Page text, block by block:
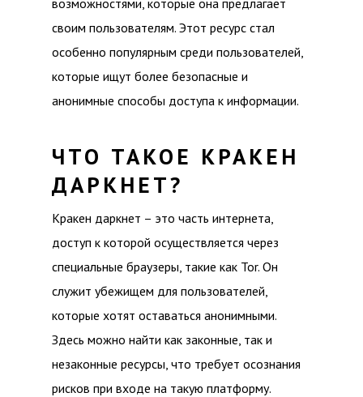
возможностями, которые она предлагает
своим пользователям. Этот ресурс стал
особенно популярным среди пользователей,
которые ищут более безопасные и
анонимные способы доступа к информации.
ЧТО ТАКОЕ КРАКЕН
ДАРКНЕТ?
Кракен даркнет – это часть интернета,
доступ к которой осуществляется через
специальные браузеры, такие как Tor. Он
служит убежищем для пользователей,
которые хотят оставаться анонимными.
Здесь можно найти как законные, так и
незаконные ресурсы, что требует осознания
рисков при входе на такую платформу.